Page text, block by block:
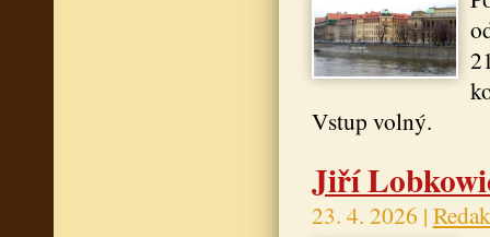
Vstup volný.
Jiří
23. 4. 2026 |